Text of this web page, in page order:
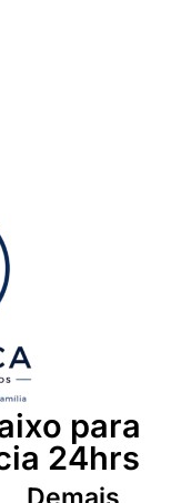
para
24hrs